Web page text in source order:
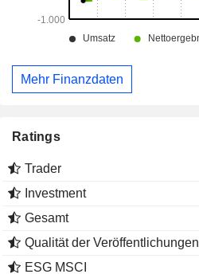
Mehr Finanzdaten
Ratings
Trader
Investment
Gesamt
Qualität der Veröffentlichungen
ESG MSCI